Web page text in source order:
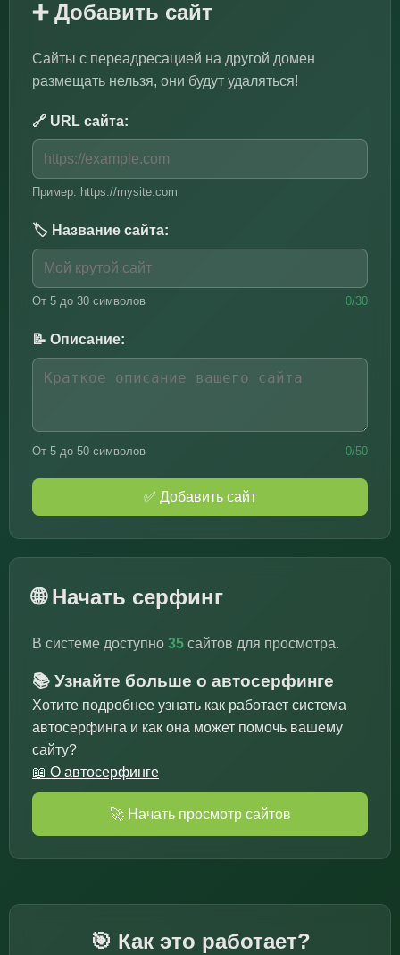
➕ Добавить сайт
Сайты с переадресацией на другой домен
размещать нельзя, они будут удаляться!
🔗 URL сайта:
Пример: https://mysite.com
🏷️ Название сайта:
От 5 до 30 символов 0/30
📝 Описание:
От 5 до 50 символов 0/50
✅ Добавить сайт
🌐 Начать серфинг
В системе доступно 35 сайтов для просмотра.
📚 Узнайте больше о автосерфинге
Хотите подробнее узнать как работает система
автосерфинга и как она может помочь вашему
сайту?
📖 О автосерфинге
🚀 Начать просмотр сайтов
🎯 Как это работает?